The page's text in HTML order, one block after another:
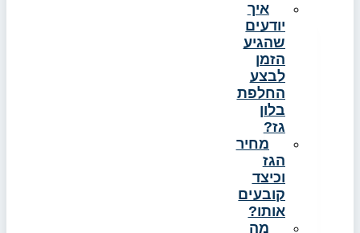
איך
יודעים
שהגיע
הזמן
לבצע
החלפת
בלון
גז?
מחיר
הגז
וכיצד
קובעים
אותו?
מה